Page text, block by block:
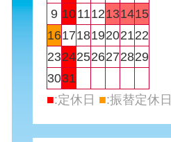
9 101112131415
16171819202122
23242526272829
3031
■:定休日 ■:振替定休日